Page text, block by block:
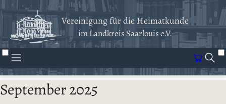
Vereinigung für die Heimatkunde
im Landkreis Saarlouis e.V.
September 2025